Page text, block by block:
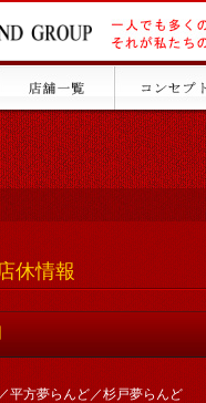
休情報
平方夢らんど／杉戸夢らんど